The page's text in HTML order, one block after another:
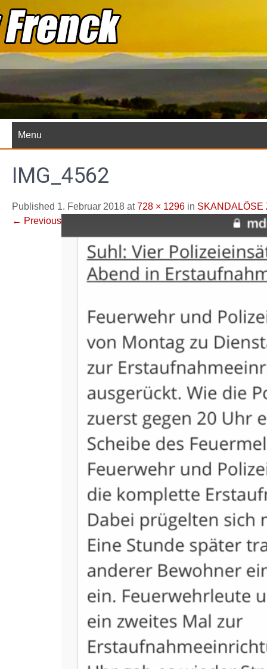
Skip
to
content
Menu
IMG_4562
Published 1. Februar 2018 at728 × 1296 in SKANDALÖSE
← Previous